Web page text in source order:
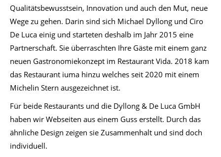
Qualitätsbewusstsein, Innovation und auch den Mut, neue
Wege zu gehen. Darin sind sich Michael Dyllong und Ciro
De Luca einig und starteten deshalb im Jahr 2015 eine
Partnerschaft. Sie überraschten Ihre Gäste mit einem ganz
neuen Gastronomiekonzept im Restaurant Vida. 2018 kam
das Restaurant iuma hinzu welches seit 2020 mit einem
Michelin Stern ausgezeichnet ist.
Für beide Restaurants und die Dyllong & De Luca GmbH
haben wir Webseiten aus einem Guss erstellt. Durch das
ähnliche Design zeigen sie Zusammenhalt und sind doch
individuell.